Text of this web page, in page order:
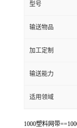
型号
输送物品
加工定制
输送能力
适用领域
1000塑料网带